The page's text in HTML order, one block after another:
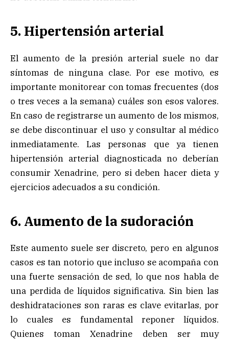
5. Hipertensión arterial
El aumento de la presión arterial suele no dar
síntomas de ninguna clase. Por ese motivo, es
importante monitorear con tomas frecuentes (dos
o tres veces a la semana) cuáles son esos valores.
En caso de registrarse un aumento de los mismos,
se debe discontinuar el uso y consultar al médico
inmediatamente. Las personas que ya tienen
hipertensión arterial diagnosticada no deberían
consumir Xenadrine, pero si deben hacer dieta y
ejercicios adecuados a su condición.
6. Aumento de la sudoración
Este aumento suele ser discreto, pero en algunos
casos es tan notorio que incluso se acompaña con
una fuerte sensación de sed, lo que nos habla de
una perdida de líquidos significativa. Sin bien las
deshidrataciones son raras es clave evitarlas, por
lo cuales es fundamental reponer líquidos.
Quienes toman Xenadrine deben ser muy